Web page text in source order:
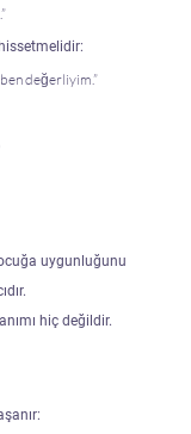
değerliyim.”
uygunluğunu
hiç değildir.